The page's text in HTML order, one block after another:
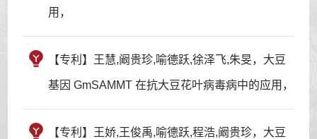
用，
【专利】王慧,阚贵珍,喻德跃,徐泽飞,朱旻，大豆
基因 GmSAMMT 在抗大豆花叶病毒病中的应用，
【专利】王娇,王俊禹,喻德跃,程浩,阚贵珍，大豆